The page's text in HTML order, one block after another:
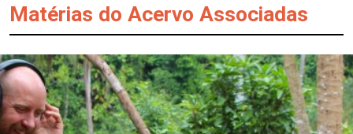
Matérias do Acervo Associadas